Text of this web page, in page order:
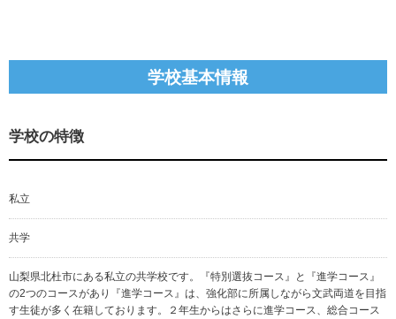
学校基本情報
学校の特徴
私立
共学
山梨県北杜市にある私立の共学校です。『特別選抜コース』と『進学コース』
の2つのコースがあり『進学コース』は、強化部に所属しながら文武両道を目指
す生徒が多く在籍しております。２年生からはさらに進学コース、総合コース